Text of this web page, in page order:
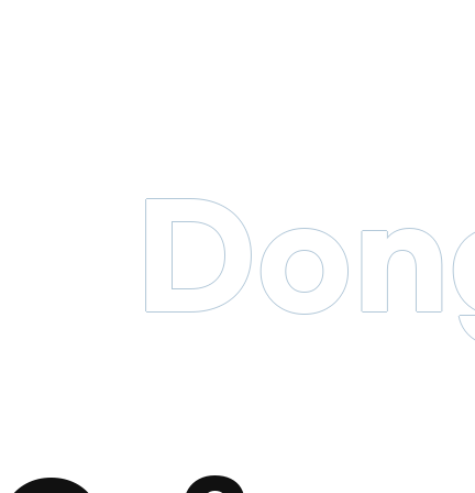
바로보기